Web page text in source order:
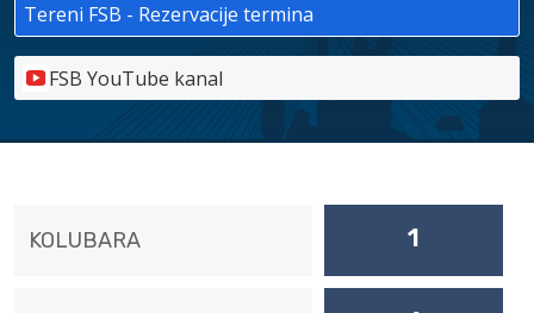
Tereni FSB - Rezervacije termina
FSB YouTube kanal
KOLUBARA 1